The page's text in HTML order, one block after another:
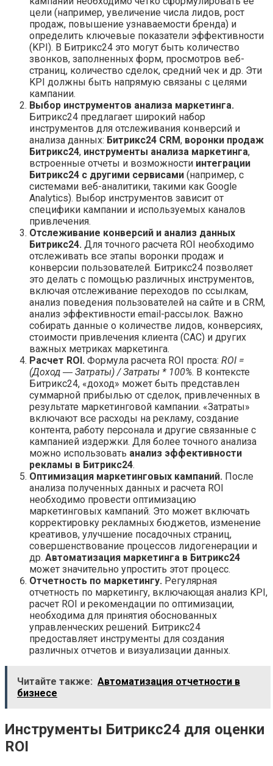
цели (например, увеличение числа лидов, рост
продаж, повышение узнаваемости бренда) и
определить ключевые показатели эффективности
(KPI). В Битрикс24 это могут быть количество
звонков, заполненных форм, просмотров веб-
страниц, количество сделок, средний чек и др. Эти
KPI должны быть напрямую связаны с целями
кампании.
Выбор инструментов анализа маркетинга.
Битрикс24 предлагает широкий набор
инструментов для отслеживания конверсий и
анализа данных: Битрикс24 CRM, воронки продаж
Битрикс24, инструменты анализа маркетинга,
встроенные отчеты и возможности интеграции
Битрикс24 с другими сервисами (например, с
системами веб-аналитики, такими как Google
Analytics). Выбор инструментов зависит от
специфики кампании и используемых каналов
привлечения.
Отслеживание конверсий и анализ данных
Битрикс24. Для точного расчета ROI необходимо
отслеживать все этапы воронки продаж и
конверсии пользователей. Битрикс24 позволяет
это делать с помощью различных инструментов,
включая отслеживание переходов по ссылкам,
анализ поведения пользователей на сайте и в CRM,
анализ эффективности email-рассылок. Важно
собирать данные о количестве лидов, конверсиях,
стоимости привлечения клиента (CAC) и других
важных метриках маркетинга.
Расчет ROI. Формула расчета ROI проста: ROI =
(Доход ― Затраты) / Затраты * 100%. В контексте
Битрикс24, «доход» может быть представлен
суммарной прибылью от сделок, привлеченных в
результате маркетинговой кампании. «Затраты»
включают все расходы на рекламу, создание
контента, работу персонала и другие связанные с
кампанией издержки. Для более точного анализа
можно использовать анализ эффективности
рекламы в Битрикс24.
Оптимизация маркетинговых кампаний. После
анализа полученных данных и расчета ROI
необходимо провести оптимизацию
маркетинговых кампаний. Это может включать
корректировку рекламных бюджетов, изменение
креативов, улучшение посадочных страниц,
совершенствование процессов лидогенерации и
др. Автоматизация маркетинга в Битрикс24
может значительно упростить этот процесс.
Отчетность по маркетингу. Регулярная
отчетность по маркетингу, включающая анализ KPI,
расчет ROI и рекомендации по оптимизации,
необходима для принятия обоснованных
управленческих решений. Битрикс24
предоставляет инструменты для создания
различных отчетов и визуализации данных.
Читайте также: Автоматизация отчетности в
бизнесе
Инструменты Битрикс24 для оценки
ROI